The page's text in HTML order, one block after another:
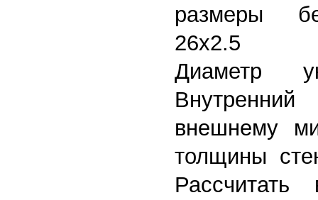
размеры
26x2.5
Диаметр
внешнему
толщины